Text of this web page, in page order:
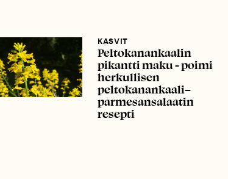
KASVIT
Peltokanankaalin
pikantti maku - poimi
herkullisen
peltokanankaali–
parmesansalaatin
resepti